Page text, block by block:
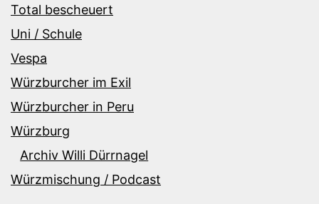
Total bescheuert
Uni / Schule
Vespa
Würzburcher im Exil
Würzburcher in Peru
Würzburg
Archiv Willi Dürrnagel
Würzmischung / Podcast